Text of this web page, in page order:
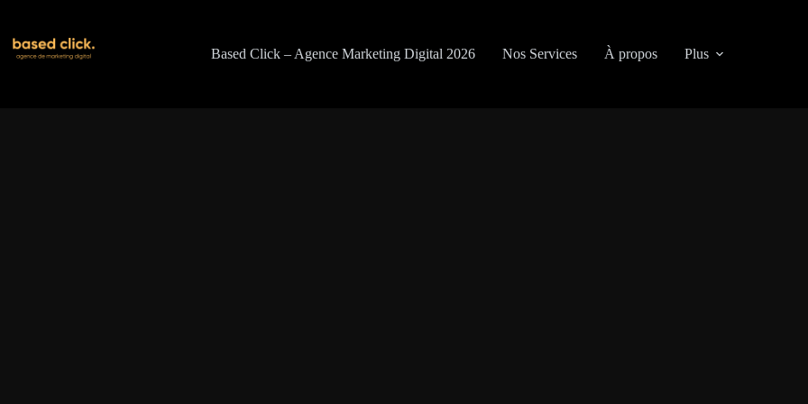
contenu
Based Click – Agence Marketing Digital 2026
Nos Services À propos Plus